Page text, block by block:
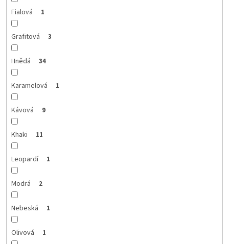
Fialová 1
Grafitová 3
Hnědá 34
Karamelová 1
Kávová 9
Khaki 11
Leopardí 1
Modrá 2
Nebeská 1
Olivová 1